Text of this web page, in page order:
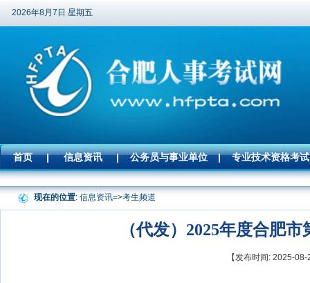
2026年8月7日 星期五
首页 | 信息资讯 | 公务员与事业单位 | 专业技术资格考试
现在的位置: 信息资讯=>考生频道
（代发）2025年度合肥
【发布时间: 2025-